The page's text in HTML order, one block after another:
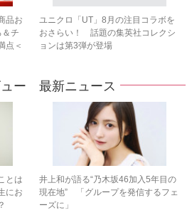
品お
チ
点＜
ユニクロ「UT」8月の注目コラボを
おさらい！ 話題の集英社コレクシ
ョンは第3弾が登場
ュー 最新ニュース
とは
にお
井上和が語る“乃木坂46加入5年目の
現在地” 「グループを発信するフェ
ーズに」